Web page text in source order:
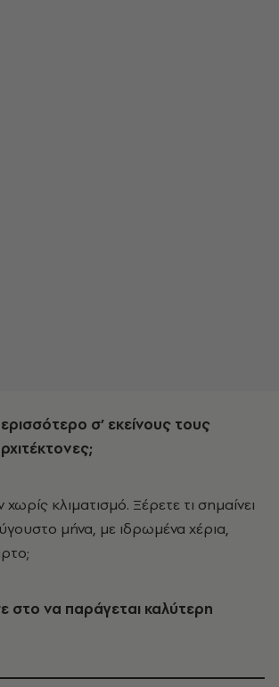
σ’ εκείνους τους
κλιματισμό. Ξέρετε τι σημαίνει
μήνα, με ιδρωμένα χέρια,
στο να παράγεται καλύτερη